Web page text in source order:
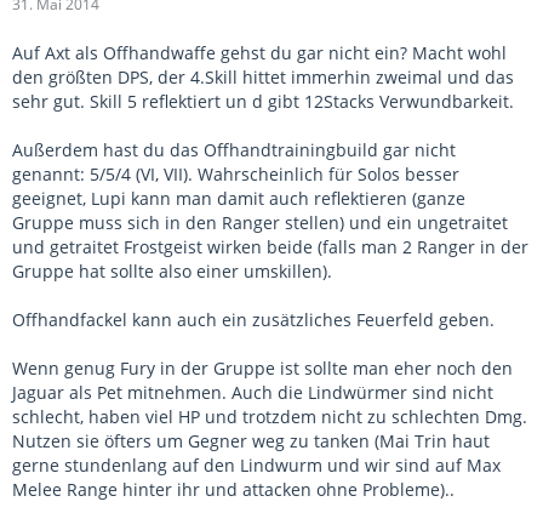
Auf Axt als Offhandwaffe gehst du gar nicht ein? Macht wohl
den größten DPS, der 4.Skill hittet immerhin zweimal und das
sehr gut. Skill 5 reflektiert un d gibt 12Stacks Verwundbarkeit.
Außerdem hast du das Offhandtrainingbuild gar nicht
genannt: 5/5/4 (VI, VII). Wahrscheinlich für Solos besser
geeignet, Lupi kann man damit auch reflektieren (ganze
Gruppe muss sich in den Ranger stellen) und ein ungetraitet
und getraitet Frostgeist wirken beide (falls man 2 Ranger in der
Gruppe hat sollte also einer umskillen).
Offhandfackel kann auch ein zusätzliches Feuerfeld geben.
Wenn genug Fury in der Gruppe ist sollte man eher noch den
Jaguar als Pet mitnehmen. Auch die Lindwürmer sind nicht
schlecht, haben viel HP und trotzdem nicht zu schlechten Dmg.
Nutzen sie öfters um Gegner weg zu tanken (Mai Trin haut
gerne stundenlang auf den Lindwurm und wir sind auf Max
Melee Range hinter ihr und attacken ohne Probleme)..